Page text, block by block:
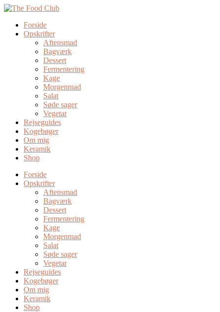
Forside
Opskrifter
Aftensmad
Bagværk
Dessert
Fermentering
Kage
Morgenmad
Salat
Søde sager
Vegetar
Rejseguides
Kogebøger
Om mig
Keramik
Shop
Forside
Opskrifter
Aftensmad
Bagværk
Dessert
Fermentering
Kage
Morgenmad
Salat
Søde sager
Vegetar
Rejseguides
Kogebøger
Om mig
Keramik
Shop